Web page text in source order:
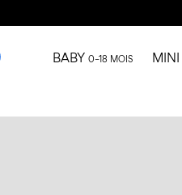
BABY 0–18 MOIS MINI